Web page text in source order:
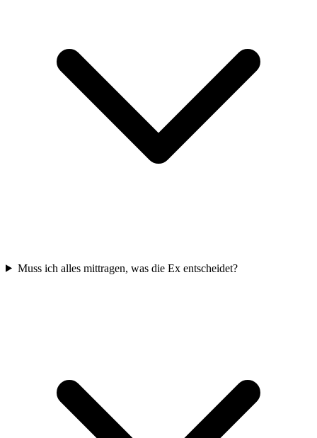
Muss ich alles mittragen, was die Ex entscheidet?